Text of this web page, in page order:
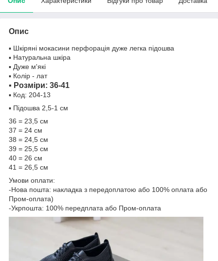
Опис
▪️ Шкіряні мокасини перфорація дуже легка підошва
▪️ Натуральна шкіра
▪️ Дуже м'які
▪️ Колір - лат
▪️ Розміри: 36-41
▪️ Код: 204-13
▪️ Підошва 2,5-1 см
36 = 23,5 см
37 = 24 см
38 = 24,5 см
39 = 25,5 см
40 = 26 см
41 = 26,5 см
Умови оплати:
-Нова пошта: накладка з передоплатою або 100% оплата або
Пром-оплата)
-Укрпошта: 100% передплата або Пром-оплата